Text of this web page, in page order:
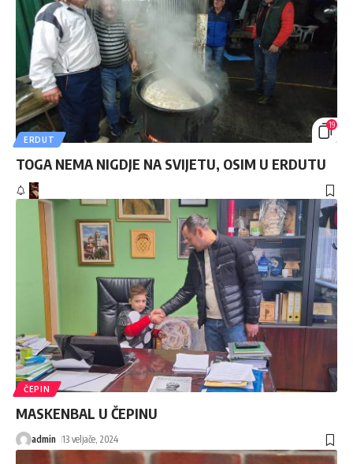
19
ERDUT
TOGA NEMA NIGDJE NA SVIJETU, OSIM U ERDUTU
ČEPIN
MASKENBAL U ČEPINU
admin 13 veljače, 2024